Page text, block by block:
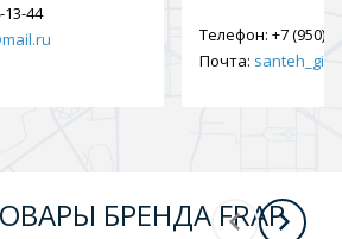
13-44
Телефон: +7 (950)
Почта:
БРЕНДА FRAP